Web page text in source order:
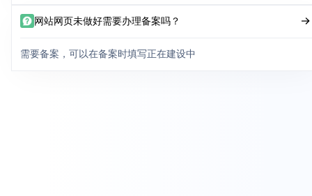
网站网页未做好需要办理备案吗？
需要备案，可以在备案时填写正在建设中